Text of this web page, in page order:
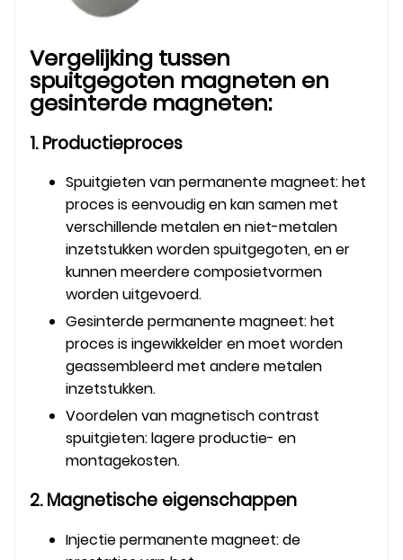
Vergelijking tussen
spuitgegoten magneten en
gesinterde magneten:
1. Productieproces
Spuitgieten van permanente magneet: het
proces is eenvoudig en kan samen met
verschillende metalen en niet-metalen
inzetstukken worden spuitgegoten, en er
kunnen meerdere composietvormen
worden uitgevoerd.
Gesinterde permanente magneet: het
proces is ingewikkelder en moet worden
geassembleerd met andere metalen
inzetstukken.
Voordelen van magnetisch contrast
spuitgieten: lagere productie- en
montagekosten.
2. Magnetische eigenschappen
Injectie permanente magneet: de